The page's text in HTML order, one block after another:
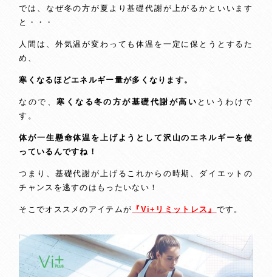
では、なぜ冬の方が夏より基礎代謝が上がるかといいます
と・・・
人間は、外気温が変わっても体温を一定に保とうとするた
め、
寒くなるほどエネルギー量が多くなります。
なので、寒くなる冬の方が基礎代謝が高い というわけで
す。
体が一生懸命体温を上げようとして沢山のエネルギーを使
っているんですね！
つまり、基礎代謝が上げるこれからの時期、ダイエットの
チャンスを逃すのはもったいない！
そこでオススメのアイテムが 『Vi+リミットレス』 です。